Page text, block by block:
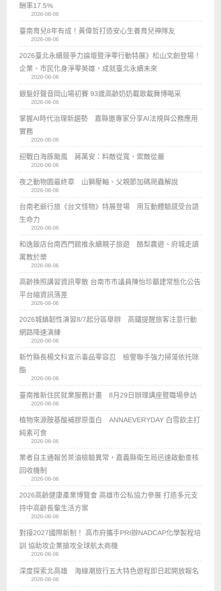
酬率17.5%
2026-08-06
臺南育兒8年有成！黃偉哲打造安心生養育兒神隊友
2026-08-06
2026臺北永續競爭力論壇暨淨零行動特展》松山文創登場！
企業、市民化身淨零英雄，成就臺北永續未來
2026-08-06
銀髮好聲音岡山場初賽 93歲高齡奶奶載歌載舞博喝采
2026-08-06
掌握AI時代治理新趨勢 嘉縣邀專家分享AI法規與公務應用
實務
2026-08-06
迎戰白海豚颱風 蔣萬安：料敵從寬、禦敵從嚴
2026-08-06
夜之動物園最終章 山獅壓軸、父親節加碼爬蟲解說
2026-08-06
台南老爺行旅《台文怪物》特展登場 用互動體驗感受台語
生命力
2026-08-06
和逸飯店台南西門館推永續親子旅遊 酪梨農遊、府城走讀
寓教於樂
2026-08-06
高齡換照講習資訊零散 台南市市議員陳怡珍籲建常態化公告
平台縮資訊落差
2026-08-06
2026城鎮韌性演習8/7起分區舉辦 高鐵提醒旅客注意行動
網路降速演練
2026-08-06
新竹縣長楊文科宣示毒品零容忍 檢警聯手強力掃蕩依托咪
酯
2026-08-06
臺南推新住民就業服務計畫 8月29日辦理講座暨職場參訪
2026-08-06
植物來源胺基酸補膠原蛋白 ANNAEVERYDAY 白雪飲主打
純素可食
2026-08-06
業者自主通報苦茶油檢驗異常，嘉義縣衛生局迅速啟動查核
回收機制
2026-08-06
2026高齡健康產業博覽會 高雄市公私協力參展 打造多元支
持中高齡長輩生活方案
2026-08-06
對接2027國際新制！ 高市府攜手PRI辦NADCAP化學製程培
訓 協助攻企業搶攻全球航太商機
2026-08-06
深度探索北高雄 海線潮旅行五大特色遊程即日起開放報名
2026-08-06